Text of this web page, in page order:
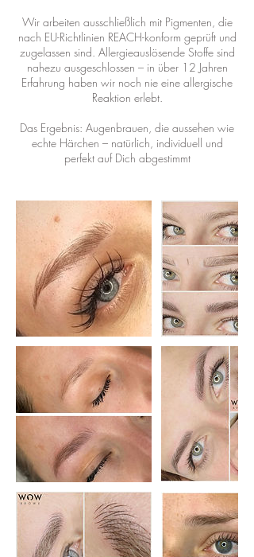
Wir arbeiten ausschließlich mit Pigmenten, die
nach EU-Richtlinien REACH-konform geprüft und
zugelassen sind. Allergieauslösende Stoffe sind
nahezu ausgeschlossen – in über 12 Jahren
Erfahrung haben wir noch nie eine allergische
Reaktion erlebt.
Das Ergebnis: Augenbrauen, die aussehen wie
echte Härchen – natürlich, individuell und
perfekt auf Dich abgestimmt